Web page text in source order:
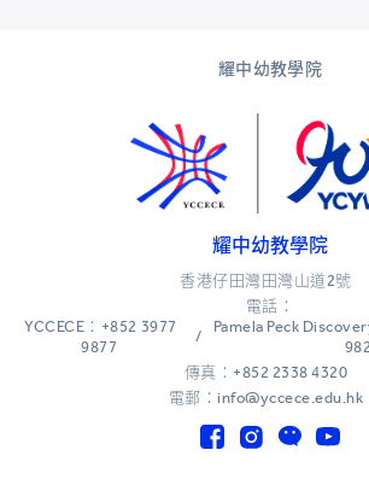
耀中幼教學院
耀中幼教學院
香港仔田灣田灣山道2號
電話：
YCCECE：+852 3977
9877
/
Pamela Peck
傳真：+852 2338 4320
電郵：info@yccece.edu.hk